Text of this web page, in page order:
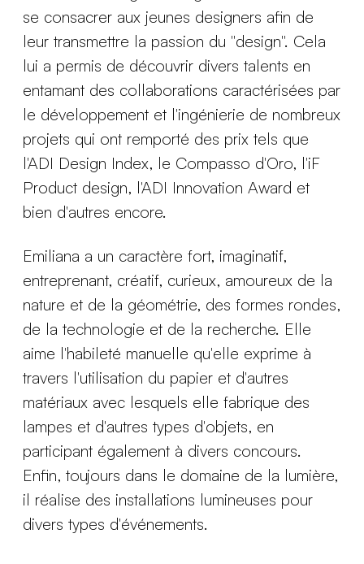
se consacrer aux jeunes designers afin de
leur transmettre la passion du "design". Cela
lui a permis de découvrir divers talents en
entamant des collaborations caractérisées par
le développement et l'ingénierie de nombreux
projets qui ont remporté des prix tels que
l'ADI Design Index, le Compasso d'Oro, l'iF
Product design, l'ADI Innovation Award et
bien d'autres encore.
Emiliana a un caractère fort, imaginatif,
entreprenant, créatif, curieux, amoureux de la
nature et de la géométrie, des formes rondes,
de la technologie et de la recherche. Elle
aime l'habileté manuelle qu'elle exprime à
travers l'utilisation du papier et d'autres
matériaux avec lesquels elle fabrique des
lampes et d'autres types d'objets, en
participant également à divers concours.
Enfin, toujours dans le domaine de la lumière,
il réalise des installations lumineuses pour
divers types d'événements.